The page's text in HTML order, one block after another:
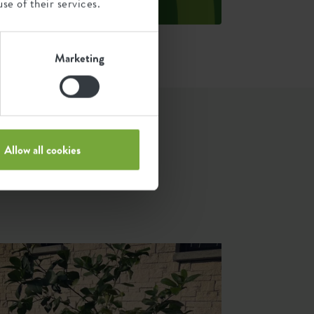
Marketing
Allow all cookies